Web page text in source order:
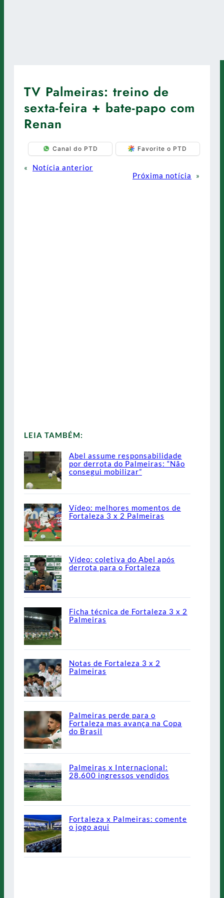
TV Palmeiras: treino de
sexta-feira + bate-papo com
Renan
Canal do PTD Favorite o PTD
«
Notícia anterior
Próxima notícia
»
LEIA TAMBÉM:
Abel assume responsabilidade
por derrota do Palmeiras: “Não
consegui mobilizar”
Vídeo: melhores momentos de
Fortaleza 3 x 2 Palmeiras
Vídeo: coletiva do Abel após
derrota para o Fortaleza
Ficha técnica de Fortaleza 3 x 2
Palmeiras
Notas de Fortaleza 3 x 2
Palmeiras
Palmeiras perde para o
Fortaleza mas avança na Copa
do Brasil
Palmeiras x Internacional:
28.600 ingressos vendidos
Fortaleza x Palmeiras: comente
o jogo aqui